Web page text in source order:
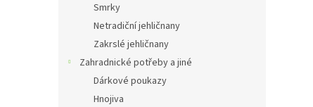
Smrky
Netradiční jehličnany
Zakrslé jehličnany
Zahradnické potřeby a jiné
Dárkové poukazy
Hnojiva